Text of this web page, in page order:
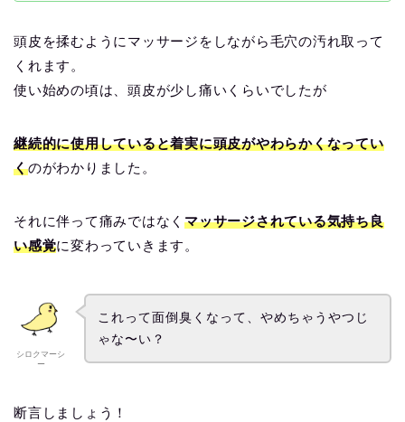
頭皮を揉むようにマッサージをしながら毛穴の汚れ取って
くれます。
使い始めの頃は、頭皮が少し痛いくらいでしたが
継続的に使用していると着実に頭皮がやわらかくなってい
くのがわかりました。
それに伴って痛みではなくマッサージされている気持ち良
い感覚に変わっていきます。
シロクマーシ
ー
これって面倒臭くなって、やめちゃうやつじ
ゃな〜い？
断言しましょう！